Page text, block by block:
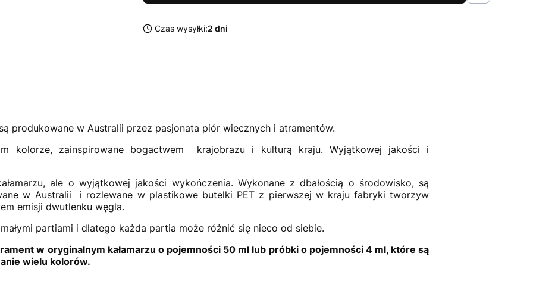
Czas wysyłki:2 dni
produkowane w Australii przez pasjonata piór wiecznych i atramentów.
kolorze, zainspirowane bogactwem krajobrazu i kulturą kraju. Wyjątkowej jakości i
ale o wyjątkowej jakości wykończenia. Wykonane z dbałością o środowisko, są
w Australii i rozlewane w plastikowe butelki PET z pierwszej w kraju fabryki tworzyw
emisji dwutlenku węgla.
partiami i dlatego każda partia może różnić się nieco od siebie.
w oryginalnym kałamarzu o pojemności 50 ml lub próbki o pojemności 4 ml, które są
wielu kolorów.